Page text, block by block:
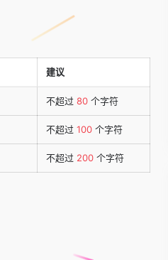
建议
不超过 80 个字符
不超过 100 个字符
不超过 200 个字符